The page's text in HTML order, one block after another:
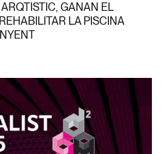
GANAN EL
LA PISCINA